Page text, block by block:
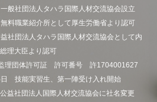
般社団法人タハラ国際人材交流協会設立
料職業紹介所として厚生労働省より認可
社団法人タハラ国際人材交流協会として内
理大臣より認可
理団体許可証 許可番号 許1704001627
技能実習生、第一陣受け入れ開始
社団法人国際人材交流協会に社名変更